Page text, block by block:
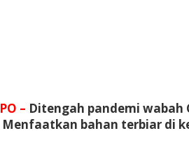
– Ditengah pandemi
bahan terbiar di